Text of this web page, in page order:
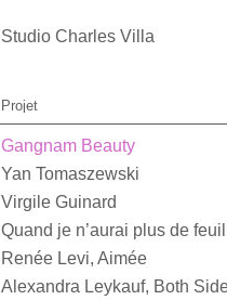
Studio Charles Villa
Projet
Gangnam Beauty
Yan Tomaszewski
Virgile Guinard
Renée Levi, Aimée